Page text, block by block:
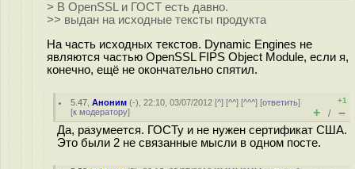
> В OpenSSL и ГОСТ есть давно.
>> выдан на исходные тексты продукта
На часть исходных текстов. Dynamic Engines не
являются частью OpenSSL FIPS Object Module, если я,
конечно, ещё не окончательно спятил.
5.47 ,Аноним (-), 22:10, 03/07/2012 [^] [^^] [^^^] [ответить]
[к модератору]
+1
+ / –
Да, разумеется. ГОСТу и не нужен сертификат США.
Это были 2 не связанные мысли в одном посте.